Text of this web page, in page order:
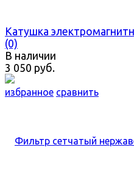
избранное сравнить
Катушка
(0)
В наличии
3 050 руб.